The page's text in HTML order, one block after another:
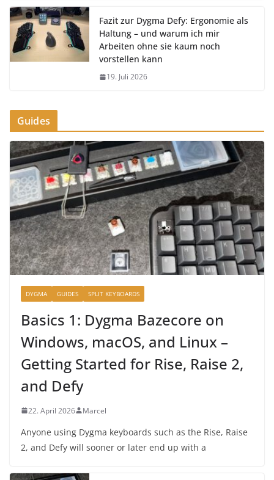
Fazit zur Dygma Defy: Ergonomie als
Haltung – und warum ich mir
Arbeiten ohne sie kaum noch
vorstellen kann
19. Juli 2026
Guides
DYGMA GUIDES SPLIT KEYBOARDS
Basics 1: Dygma Bazecore on
Windows, macOS, and Linux –
Getting Started for Rise, Raise 2,
and Defy
22. April 2026 Marcel
Anyone using Dygma keyboards such as the Rise, Raise
2, and Defy will sooner or later end up with a